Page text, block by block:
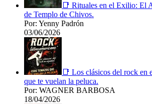
📑 Rituales en el Exilio: El
de Templo de Chivos.
Por: Yenny Padrón
03/06/2026
📑 Los clásicos del rock en
que te vuelan la peluca.
Por: WAGNER BARBOSA
18/04/2026